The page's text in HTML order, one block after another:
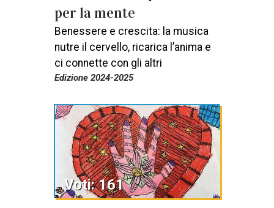
per la mente
Benessere e crescita: la musica
nutre il cervello, ricarica l’anima e
ci connette con gli altri
Edizione 2024-2025
Voti: 161